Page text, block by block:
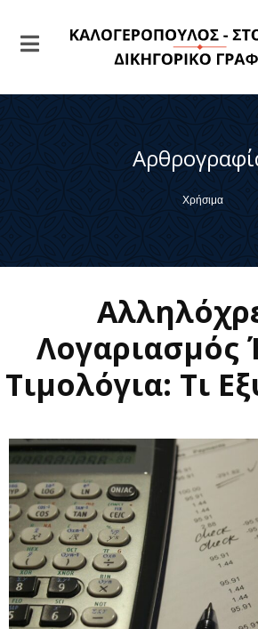
Χρήσιμα
Λογαριασμός
Τιμολόγια: Τι